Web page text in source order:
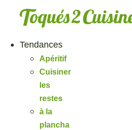
Tendances
Apéritif
Cuisiner
les
restes
à la
plancha